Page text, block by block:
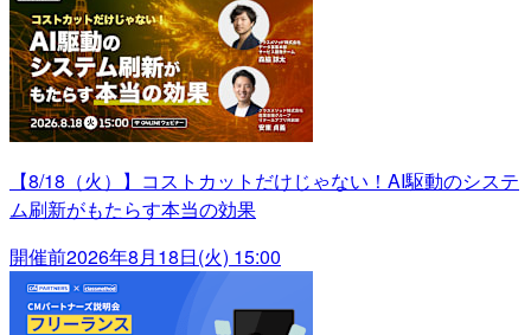
【8/18（火）】コストカットだけじゃない！AI駆動のシステ
ム刷新がもたらす本当の効果
開催前2026年8月18日(火) 15:00